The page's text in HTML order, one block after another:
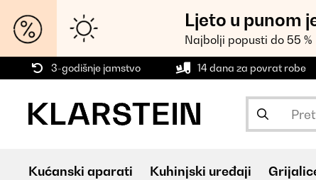
Ljeto u punom
Najbolji popusti do 55 %
3-godišnje jamstvo 14 dana za povrat robe
Kućanski aparati Kuhinjski uređaji